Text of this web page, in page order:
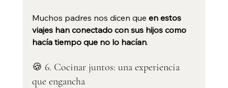
Muchos padres nos dicen que en estos
viajes han conectado con sus hijos como
hacía tiempo que no lo hacían.
🍪 6. Cocinar juntos: una experiencia
que engancha